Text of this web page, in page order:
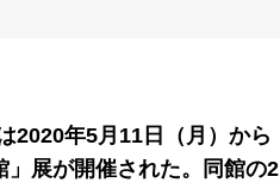
2020年5月11日（月）から
展が開催された。同館の2